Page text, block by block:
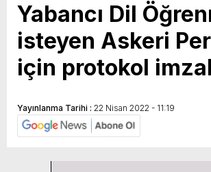
Yabancı Dil
isteyen Askeri
için protokol
Yayınlanma Tarihi : 22 Nisan 2022 - 11:19